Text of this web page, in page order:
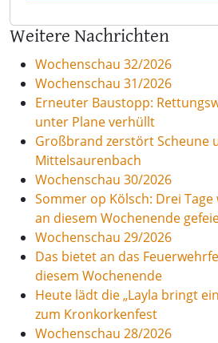
Weitere Nachrichten
Wochenschau 32/2026
Wochenschau 31/2026
Erneuter Baustopp:
unter Plane verhüllt
Großbrand zerstört Scheune
Mittelsaurenbach
Wochenschau 30/2026
Sommer op Kölsch: Drei
an diesem Wochenende
Wochenschau 29/2026
Das bietet an das
diesem Wochenende
Heute lädt die „Layla bringt
zum Kronkorkenfest
Wochenschau 28/2026